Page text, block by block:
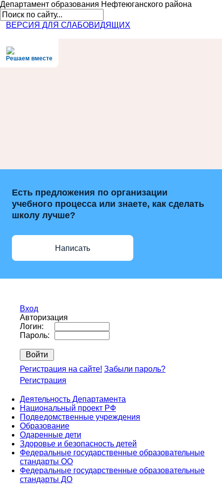
Департамент образования Нефтеюганского района
ВЕРСИЯ ДЛЯ СЛАБОВИДЯЩИХ
Решаем вместе
Есть предложения по организации
учебного процесса или знаете, как сделать
школу лучше?
Написать
Вход
Авторизация
Логин:
Пароль:
Регистрация на сайте! Забыли пароль?
Регистрация
Деятельность Департамента
Национальный проект РФ
Подведомственные учреждения
Образование
Одаренные дети
Здоровье и безопасность детей
Федеральные государственные образовательные
стандарты ОО
Федеральные государственные образовательные
стандарты ДО